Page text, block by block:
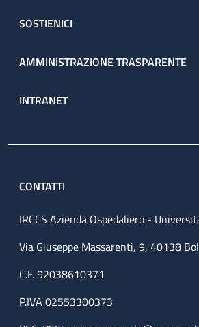
SOSTIENICI
AMMINISTRAZIONE TRASPARENTE
INTRANET
CONTATTI
IRCCS Azienda Ospedaliero -
Via Giuseppe Massarenti, 9, 40138
C.F. 92038610371
P.IVA 02553300373